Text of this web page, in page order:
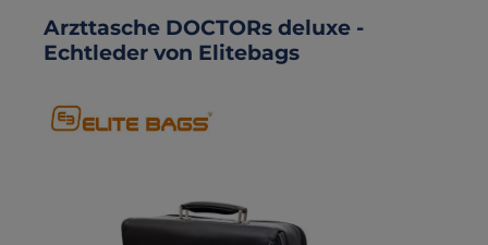
Arzttasche DOCTORs deluxe -
Echtleder von Elitebags